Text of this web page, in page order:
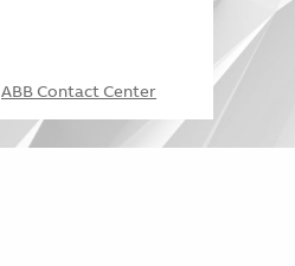
ABB Contact Center